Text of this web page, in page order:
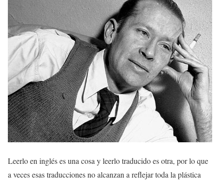
Leerlo en inglés es una cosa y leerlo traducido es otra, por lo que
a veces esas traducciones no alcanzan a reflejar toda la plástica